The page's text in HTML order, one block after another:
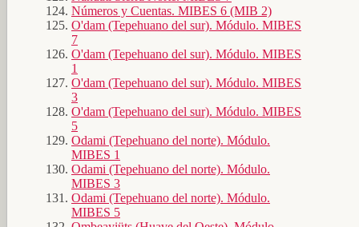
Números y Cuentas. MIBES 6 (MIB 2)
O'dam (Tepehuano del sur). Módulo. MIBES
7
O'dam (Tepehuano del sur). Módulo. MIBES
1
O'dam (Tepehuano del sur). Módulo. MIBES
3
O'dam (Tepehuano del sur). Módulo. MIBES
5
Odami (Tepehuano del norte). Módulo.
MIBES 1
Odami (Tepehuano del norte). Módulo.
MIBES 3
Odami (Tepehuano del norte). Módulo.
MIBES 5